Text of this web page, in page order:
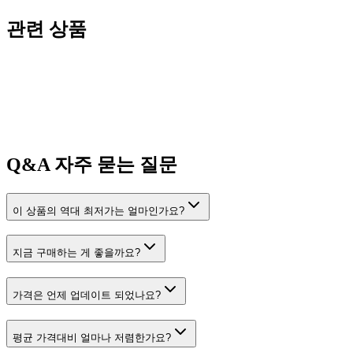
관련 상품
Q&A 자주 묻는 질문
이 상품의 역대 최저가는 얼마인가요?
지금 구매하는 게 좋을까요?
가격은 언제 업데이트 되었나요?
평균 가격대비 얼마나 저렴한가요?